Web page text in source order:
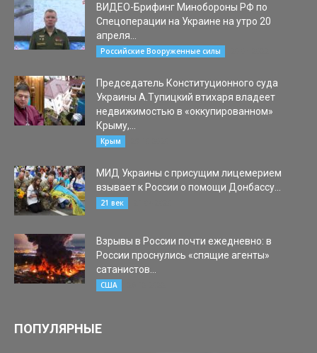
ВИДЕО-Брифинг Минобороны РФ по
Спецоперации на Украине на утро 20
апреля...
Российские Вооруженные силы
Председатель Конституционного суда
Украины А.Тупицкий втихаря владеет
недвижимостью в «оккупированном»
Крыму,...
Крым
МИД Украины с присущим лицемерием
взывает к России о помощи Донбассу...
21 век
Взрывы в России почти ежедневно: в
России проснулись «спящие агенты»
сатанистов...
США
ПОПУЛЯРНЫЕ